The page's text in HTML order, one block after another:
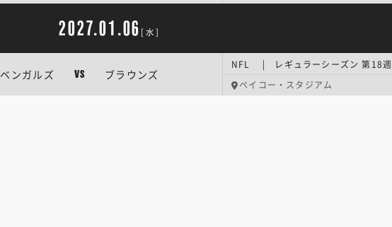
2027.01.06 [水]
ベンガルズ VS ブラウンズ
NFL | レギュラーシーズン 第18週
ペイコー・スタジアム